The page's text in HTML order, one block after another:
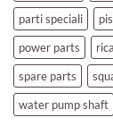
parti speciali
power parts
spare parts
water pump shaft